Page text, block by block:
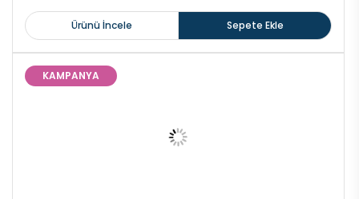
Ürünü İncele Sepete Ekle
KAMPANYA